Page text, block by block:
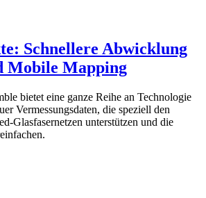
Schnellere Abwicklung
Mobile Mapping
bietet eine ganze Reihe an Technologie
Vermessungsdaten, die speziell den
Glasfasernetzen unterstützen und die